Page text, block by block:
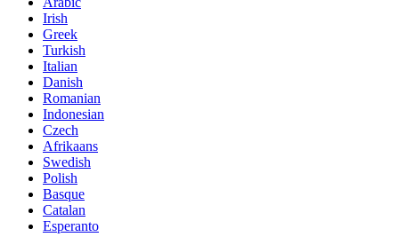
Irish
Greek
Turkish
Italian
Danish
Romanian
Indonesian
Czech
Afrikaans
Swedish
Polish
Basque
Catalan
Esperanto